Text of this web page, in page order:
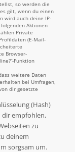
so werden die
gilt, wenn du einen
wird auch deine IP-
Aktionen
Private
(E-Mail-
Browser-
Funktion
weitere Daten
bei Umfragen,
dir gesetzte
(Hash)
dir empfohlen,
zu
deinem
sorgsam um.